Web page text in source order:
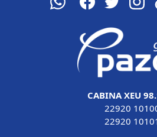
CABINA XEU
22920
22920